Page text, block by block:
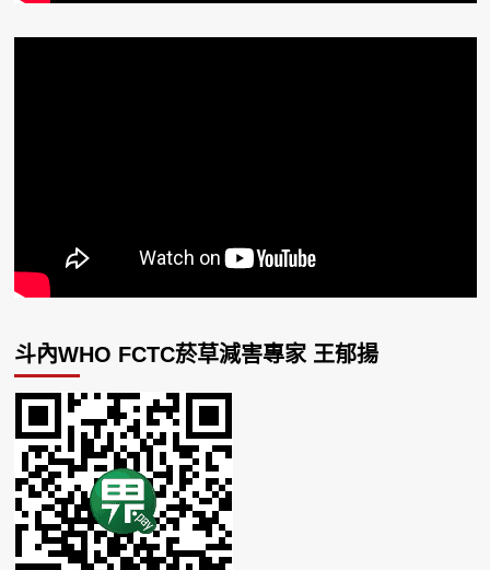
斗內WHO FCTC菸草減害專家 王郁揚